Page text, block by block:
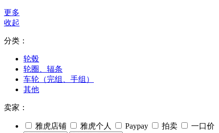
更多
收起
分类：
轮毂
轮圈、辐条
车轮（完组、手组）
其他
卖家：
雅虎店铺 雅虎个人 Paypay 拍卖 一口价